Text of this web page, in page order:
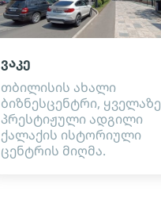
ვაკე
თბილისის ახალი
ბიზნესცენტრი, ყველაზე
პრესტიჟული ადგილი
ქალაქის ისტორიული
ცენტრის მიღმა.